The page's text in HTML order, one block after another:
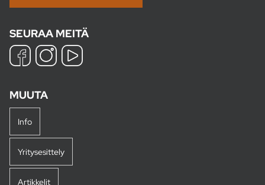
SEURAA MEITÄ
MUUTA
Info
Yritysesittely
Artikkelit